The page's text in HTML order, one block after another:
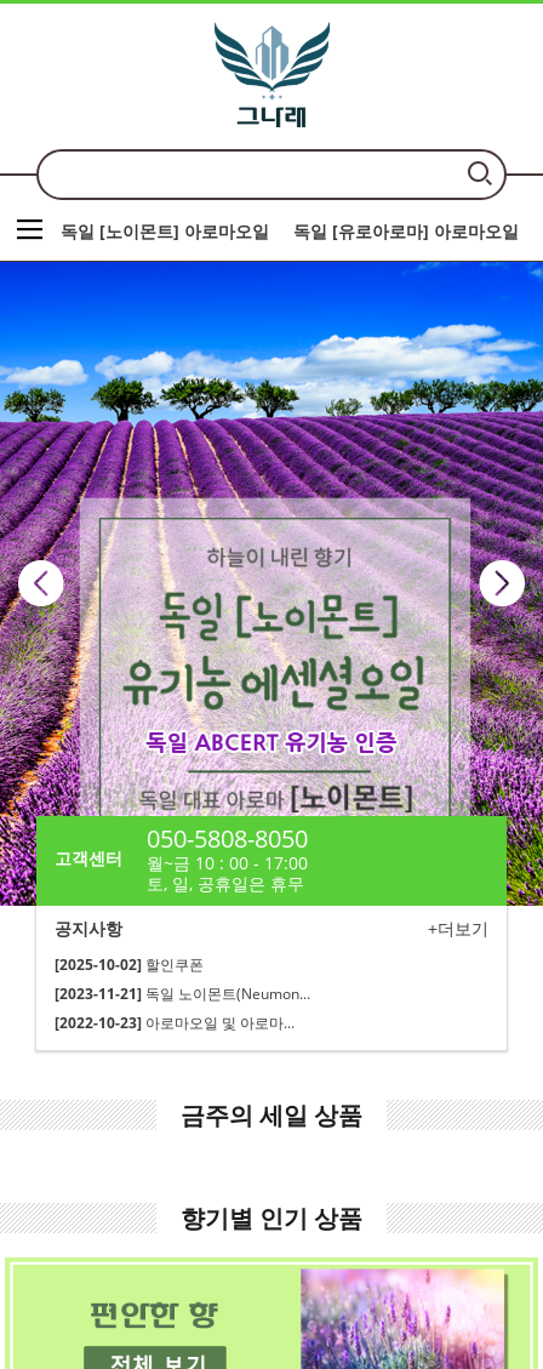
독일 [노이몬트] 아로마오일 독일 [유로아로마] 아로마오일
고객센터
050-5808-8050
월~금 10 : 00 - 17:00
토, 일, 공휴일은 휴무
공지사항
+더보기
[2025-10-02]할인쿠폰
[2023-11-21]독일 노이몬트(Neumon...
[2022-10-23]아로마오일 및 아로마...
금주의 세일 상품
향기별 인기 상품